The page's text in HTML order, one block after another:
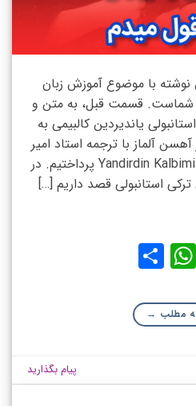
نوشته با موضوع آموزش زبان
شماست. قسمت قبل، به متن و
یاندیردین کالبیمی به
آلماز با ترجمه استاد امیر
گلرخی | (Yandirdin Kalbimi (Ahsen Almaz پرداختیم. در
استانبولی قصد داریم […]
Telegram
WhatsApp
مطلب →
پیام بگذارید